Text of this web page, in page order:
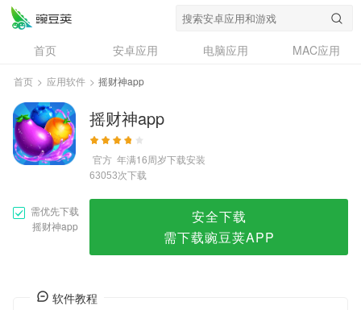
首页 安卓应用 电脑应用
MAC应用
资讯
专题
问答
首页 > 应用软件 > 摇财神app
摇财神app
官方 年满16周岁下载安装
63053次下载
需优先下载
摇财神app
安全下载
需下载豌豆荚APP
软件教程